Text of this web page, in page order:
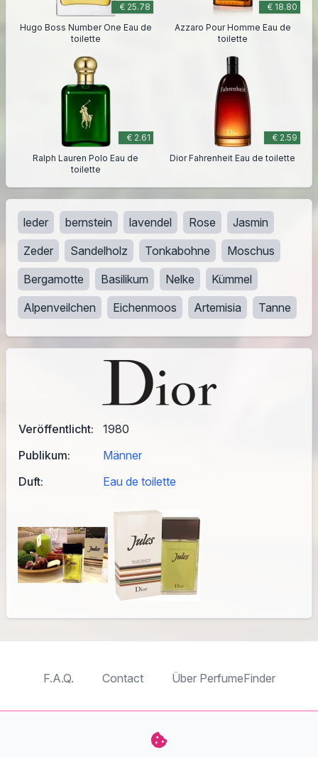
Veröffentlicht:
1980
Publikum:
Männer
Duft:
Eau de toilette
€ 25.78
Hugo Boss Number One Eau de
toilette
€ 18.80
Azzaro Pour Homme Eau de
toilette
€ 2.61
Ralph Lauren Polo Eau de
toilette
€ 2.59
Dior Fahrenheit Eau de toilette
leder bernstein lavendel Rose
Jasmin
Zeder
Sandelholz Tonkabohne
Moschus
Bergamotte
Basilikum Nelke
Kümmel
Alpenveilchen
Eichenmoos Artemisia Tanne
F.A.Q. Contact Über PerfumeFinder